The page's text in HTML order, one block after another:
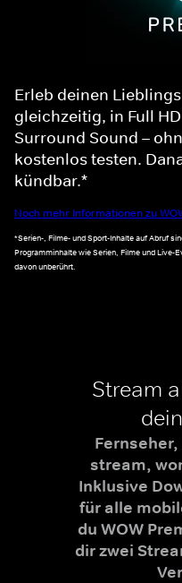
Erleb deinen
gleichzeitig, in Full
Surround Sound –
kostenlos testen.
kündbar.*
Noch mehr Informationen zu
*Serien-, Filme- und Sport-Inhalte auf Abruf
Programminhalte wie Serien, Filme und Live-
davon unberührt.
Stream
stream,
Inklusive
für alle
du WOW
dir zwei